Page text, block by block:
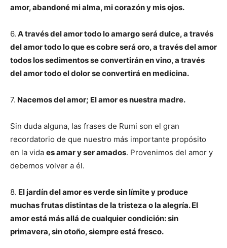
amor, abandoné mi alma, mi corazón y mis ojos.
6. A través del amor todo lo amargo será dulce, a través
del amor todo lo que es cobre será oro, a través del amor
todos los sedimentos se convertirán en vino, a través
del amor todo el dolor se convertirá en medicina.
7. Nacemos del amor; El amor es nuestra madre.
Sin duda alguna, las frases de Rumi son el gran
recordatorio de que nuestro más importante propósito
en la vida es amar y ser amados. Provenimos del amor y
debemos volver a él.
8. El jardín del amor es verde sin límite y produce
muchas frutas distintas de la tristeza o la alegría. El
amor está más allá de cualquier condición: sin
primavera, sin otoño, siempre está fresco.